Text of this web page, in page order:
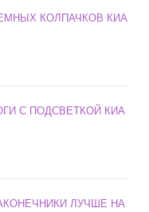
КОЛПАЧКОВ КИА
С ПОДСВЕТКОЙ КИА
ЛУЧШЕ НА